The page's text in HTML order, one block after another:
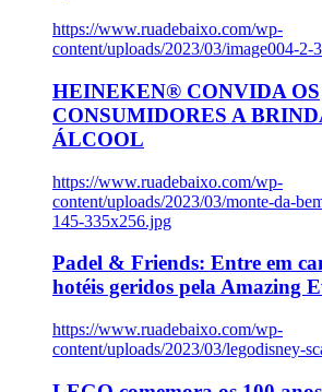
https://www.ruadebaixo.com/wp-
content/uploads/2023/03/image004-2-
HEINEKEN® CONVIDA OS
CONSUMIDORES A
ÁLCOOL
https://www.ruadebaixo.com/wp-
content/uploads/2023/03/monte-da-
145-335x256.jpg
Padel & Friends: Entre em
hotéis geridos pela Amazing
https://www.ruadebaixo.com/wp-
content/uploads/2023/03/legodisney-